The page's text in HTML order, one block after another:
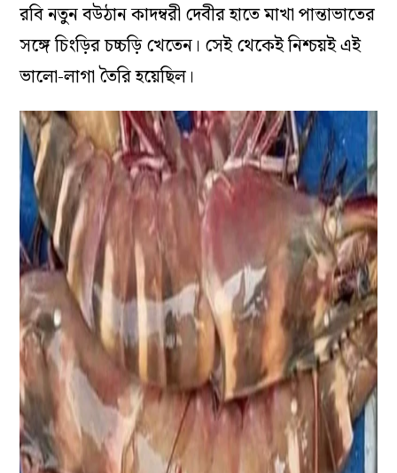
রবি নতুন বউঠান কাদম্বরী দেবীর হাতে মাখা পান্তাভাতের
সঙ্গে চিংড়ির চচ্চড়ি খেতেন। সেই থেকেই নিশ্চয়ই এই
ভালো-লাগা তৈরি হয়েছিল।